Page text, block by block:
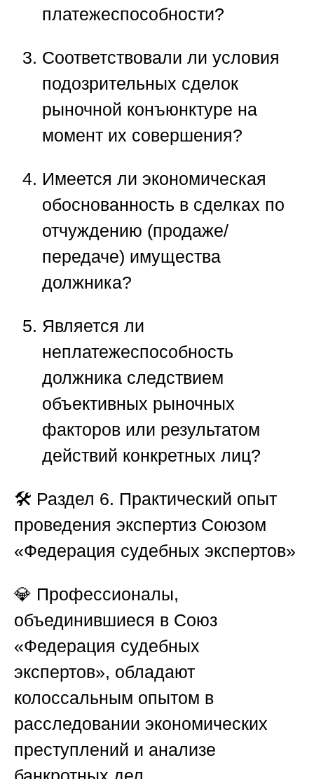
платежеспособности?
Соответствовали ли условия
подозрительных сделок
рыночной конъюнктуре на
момент их совершения?
Имеется ли экономическая
обоснованность в сделках по
отчуждению (продаже/
передаче) имущества
должника?
Является ли
неплатежеспособность
должника следствием
объективных рыночных
факторов или результатом
действий конкретных лиц?
🛠️ Раздел 6. Практический опыт
проведения экспертиз Союзом
«Федерация судебных экспертов»
💎 Профессионалы,
объединившиеся в Союз
«Федерация судебных
экспертов», обладают
колоссальным опытом в
расследовании экономических
преступлений и анализе